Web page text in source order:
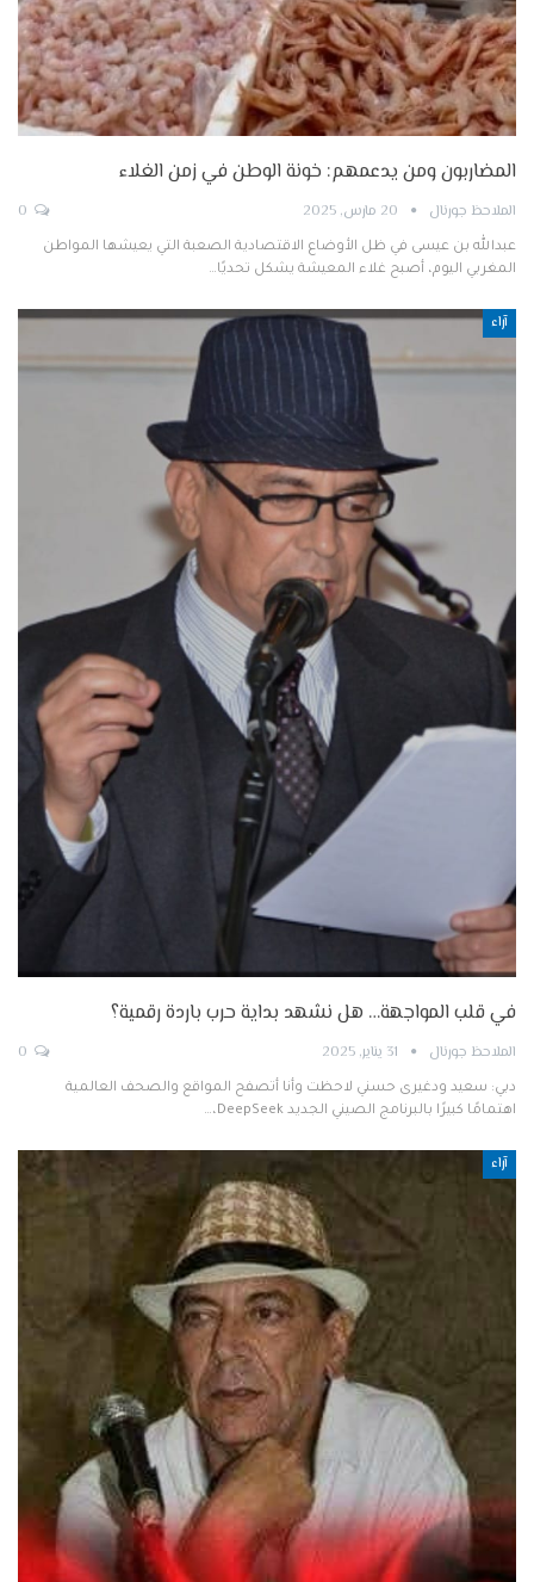
المضاربون ومن يدعمهم: خونة الوطن في زمن الغلاء
الملاحظ جورنال 20 مارس, 2025
عبدالله بن عيسى في ظل الأوضاع الاقتصادية الصعبة التي يعيشها المواطن
المغربي اليوم، أصبح غلاء المعيشة يشكل تحديًا…
آراء
في قلب المواجهة… هل نشهد بداية حرب باردة رقمية؟
الملاحظ جورنال 31 يناير, 2025
دبي: سعيد ودغيرى حسني لاحظت وأنا أتصفح المواقع والصحف العالمية
اهتمامًا كبيرًا بالبرنامج الصيني الجديد DeepSeek،…
آراء